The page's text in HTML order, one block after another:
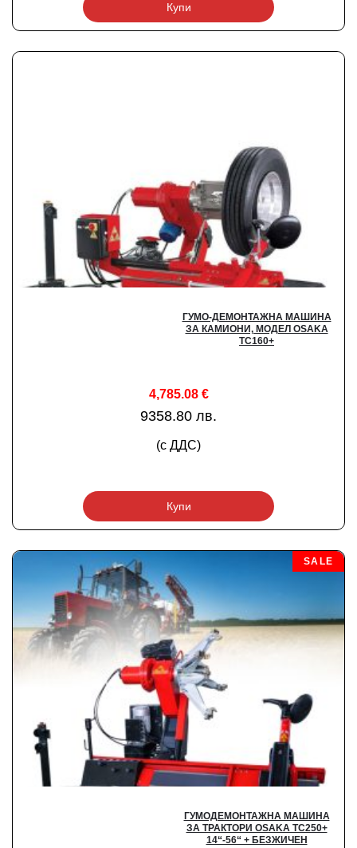
Купи
ГУМО-ДЕМОНТАЖНА МАШИНА
ЗА КАМИОНИ, МОДЕЛ OSAKA
TC160+
4,785.08 €
9358.80 лв.
(с ДДС)
Купи
SALE
ГУМОДЕМОНТАЖНА МАШИНА
ЗА ТРАКТОРИ OSAKA TC250+
14“-56“ + БЕЗЖИЧЕН